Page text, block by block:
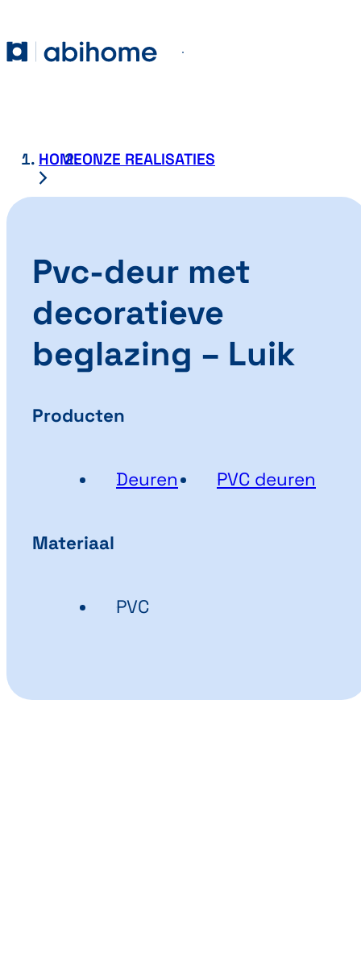
Abihome
HOMEONZE REALISATIES
Pvc-deur met
decoratieve
beglazing – Luik
Producten
Deuren PVC deuren
Materiaal
PVC